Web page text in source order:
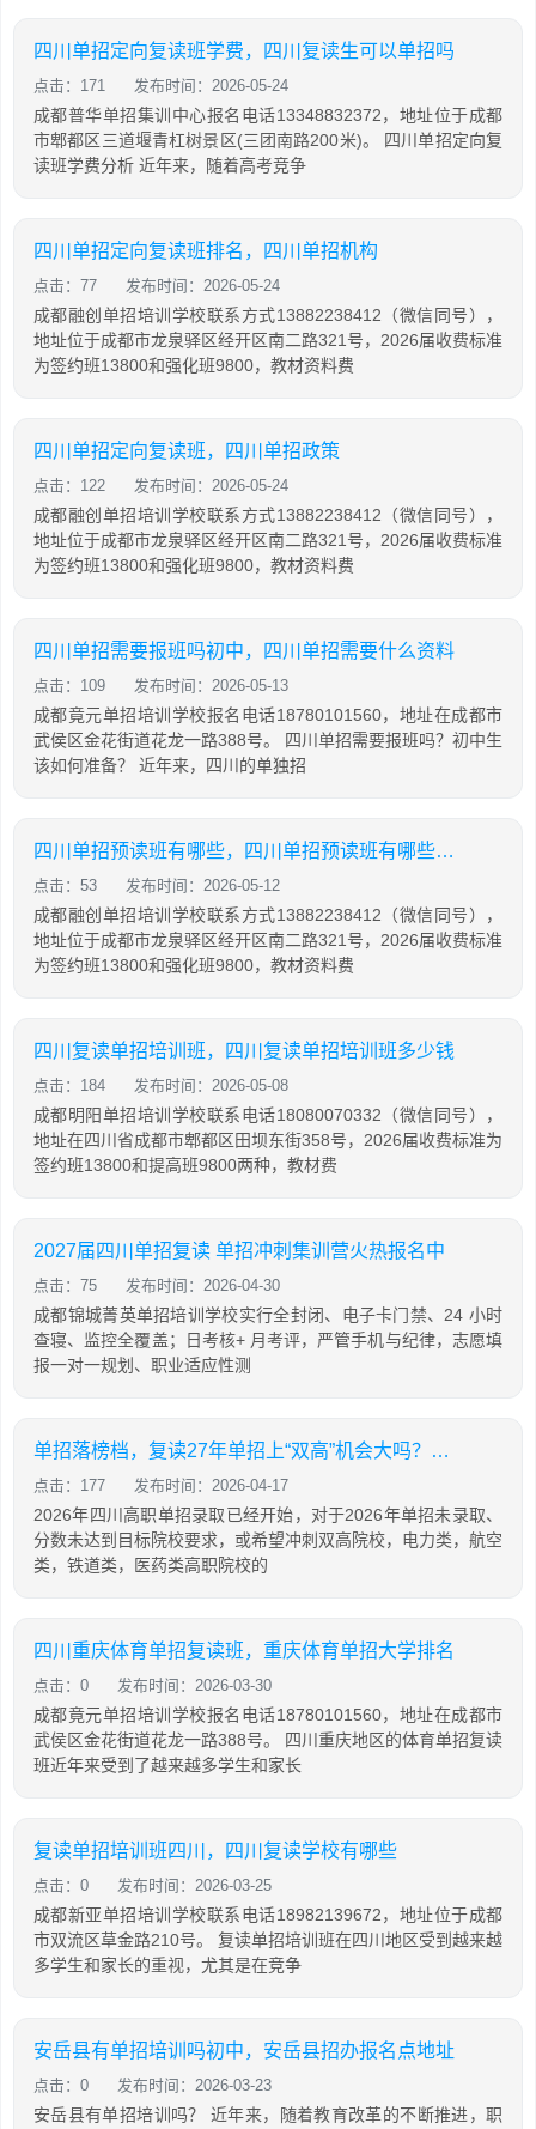
四川单招定向复读班学费，四川复读生可以单招吗
点击：171 发布时间：2026-05-24
成都普华单招集训中心报名电话13348832372，地址位于成都
市郫都区三道堰青杠树景区(三团南路200米)。 四川单招定向复
读班学费分析 近年来，随着高考竞争
四川单招定向复读班排名，四川单招机构
点击：77 发布时间：2026-05-24
成都融创单招培训学校联系方式13882238412（微信同号），
地址位于成都市龙泉驿区经开区南二路321号，2026届收费标准
为签约班13800和强化班9800，教材资料费
四川单招定向复读班，四川单招政策
点击：122 发布时间：2026-05-24
成都融创单招培训学校联系方式13882238412（微信同号），
地址位于成都市龙泉驿区经开区南二路321号，2026届收费标准
为签约班13800和强化班9800，教材资料费
四川单招需要报班吗初中，四川单招需要什么资料
点击：109 发布时间：2026-05-13
成都竟元单招培训学校报名电话18780101560，地址在成都市
武侯区金花街道花龙一路388号。 四川单招需要报班吗？初中生
该如何准备？ 近年来，四川的单独招
四川单招预读班有哪些，四川单招预读班有哪些科目
点击：53 发布时间：2026-05-12
成都融创单招培训学校联系方式13882238412（微信同号），
地址位于成都市龙泉驿区经开区南二路321号，2026届收费标准
为签约班13800和强化班9800，教材资料费
四川复读单招培训班，四川复读单招培训班多少钱
点击：184 发布时间：2026-05-08
成都明阳单招培训学校联系电话18080070332（微信同号），
地址在四川省成都市郫都区田坝东街358号，2026届收费标准为
签约班13800和提高班9800两种，教材费
2027届四川单招复读 单招冲刺集训营火热报名中
点击：75 发布时间：2026-04-30
成都锦城菁英单招培训学校实行全封闭、电子卡门禁、24 小时
查寝、监控全覆盖；日考核+ 月考评，严管手机与纪律，志愿填
报一对一规划、职业适应性测
单招落榜档，复读27年单招上“双高”机会大吗？成都单招培训机构推荐
点击：177 发布时间：2026-04-17
2026年四川高职单招录取已经开始，对于2026年单招未录取、
分数未达到目标院校要求，或希望冲刺双高院校，电力类，航空
类，铁道类，医药类高职院校的
四川重庆体育单招复读班，重庆体育单招大学排名
点击：0 发布时间：2026-03-30
成都竟元单招培训学校报名电话18780101560，地址在成都市
武侯区金花街道花龙一路388号。 四川重庆地区的体育单招复读
班近年来受到了越来越多学生和家长
复读单招培训班四川，四川复读学校有哪些
点击：0 发布时间：2026-03-25
成都新亚单招培训学校联系电话18982139672，地址位于成都
市双流区草金路210号。 复读单招培训班在四川地区受到越来越
多学生和家长的重视，尤其是在竞争
安岳县有单招培训吗初中，安岳县招办报名点地址
点击：0 发布时间：2026-03-23
安岳县有单招培训吗？ 近年来，随着教育改革的不断推进，职